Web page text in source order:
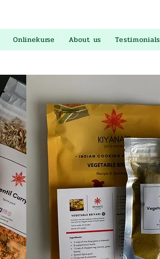
Onlinekurse About us Testimonials